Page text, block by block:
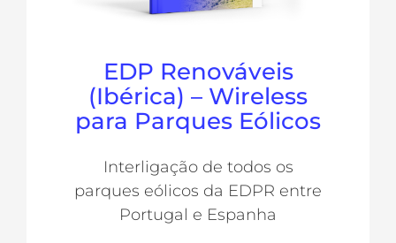
EDP Renováveis
(Ibérica) – Wireless
para Parques Eólicos
Interligação de todos os
parques eólicos da EDPR entre
Portugal e Espanha